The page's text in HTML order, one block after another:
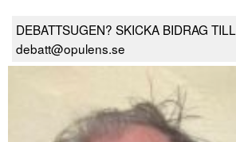
DEBATTSUGEN? SKICKA BIDRAG TILL
debatt@opulens.se